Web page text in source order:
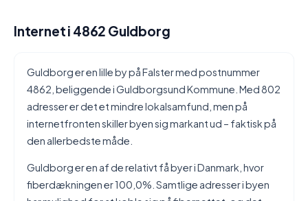
Internet i 4862 Guldborg
Guldborg er en lille by på Falster med postnummer
4862, beliggende i Guldborgsund Kommune. Med 802
adresser er det et mindre lokalsamfund, men på
internetfronten skiller byen sig markant ud – faktisk på
den allerbedste måde.
Guldborg er en af de relativt få byer i Danmark, hvor
fiberdækningen er 100,0%. Samtlige adresser i byen